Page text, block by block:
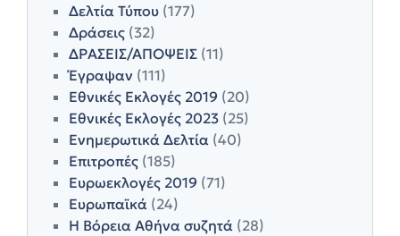
Δελτία Τύπου (177)
Δράσεις (32)
ΔΡΑΣΕΙΣ/ΑΠΟΨΕΙΣ (11)
Έγραψαν (111)
Εθνικές Εκλογές 2019 (20)
Εθνικές Εκλογές 2023 (25)
Ενημερωτικά Δελτία (40)
Επιτροπές (185)
Ευρωεκλογές 2019 (71)
Ευρωπαϊκά (24)
Η Βόρεια Αθήνα συζητά (28)